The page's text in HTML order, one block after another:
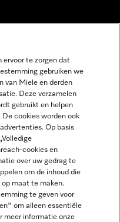
ervoor te zorgen dat
gebruiken we
van Miele en derden
Deze verzamelen
gebruikt en helpen
cookies worden ook
Op basis
cookies en
over uw gedrag te
om de inhoud die
op maat te maken.
te geven voor
om alleen essentiële
meer informatie onze